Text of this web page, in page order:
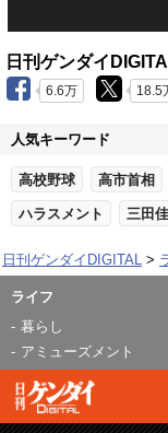
日刊ゲンダイ
6.6万 18.5
人気キーワード
高校野球 高市首相
ハラスメント 三田
日刊ゲンダイDIGITAL
ライフ
暮らし
アミューズメント